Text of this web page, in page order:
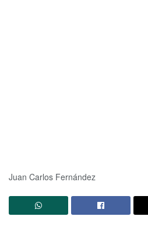
Juan Carlos Fernández